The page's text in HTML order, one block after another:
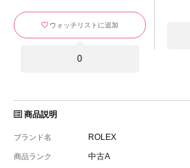
ウォッチリストに追加
0
商品説明
ブランド名 ROLEX
商品ランク 中古A